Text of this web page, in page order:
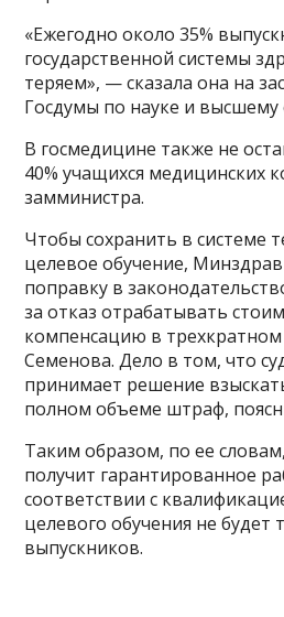
«Ежегодно около 35%
государственной системы
теряем», — сказала она на
Госдумы по науке и
В госмедицине также не
40% учащихся медицинских
замминистра.
Чтобы сохранить в системе
целевое обучение,
поправку в
за отказ отрабатывать
компенсацию в трехкратном
Семенова. Дело в том, что
принимает решение
полном объеме штраф,
Таким образом, по ее
получит гарантированное
соответствии с
целевого обучения не будет
выпускников.